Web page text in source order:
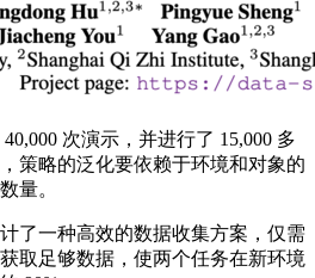
次演示，并进行了 15,000 多
策略的泛化要依赖于环境和对象的
量。
一种高效的数据收集方案，仅需
取足够数据，使两个任务在新环境